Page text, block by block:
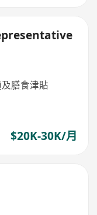
膳食津貼
$20K-30K/月